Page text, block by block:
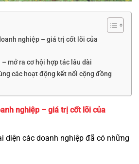
nghiệp – giá trị cốt lõi của
mở ra cơ hội hợp tác lâu dài
các hoạt động kết nối cộng đồng
nghiệp – giá trị cốt lõi của
diện các doanh nghiệp đã có những